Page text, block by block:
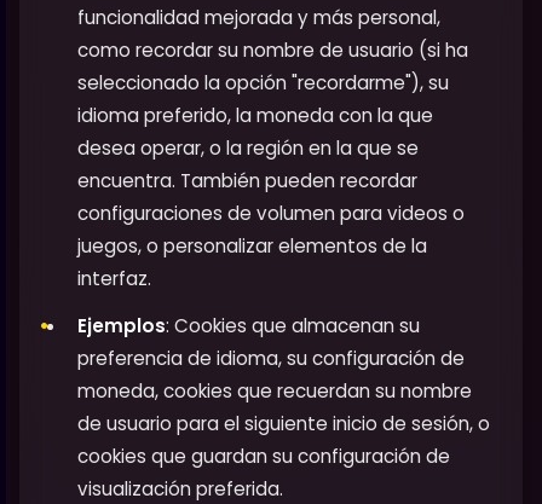
funcionalidad mejorada y más personal,
como recordar su nombre de usuario (si ha
seleccionado la opción "recordarme"), su
idioma preferido, la moneda con la que
desea operar, o la región en la que se
encuentra. También pueden recordar
configuraciones de volumen para videos o
juegos, o personalizar elementos de la
interfaz.
Ejemplos: Cookies que almacenan su
preferencia de idioma, su configuración de
moneda, cookies que recuerdan su nombre
de usuario para el siguiente inicio de sesión, o
cookies que guardan su configuración de
visualización preferida.